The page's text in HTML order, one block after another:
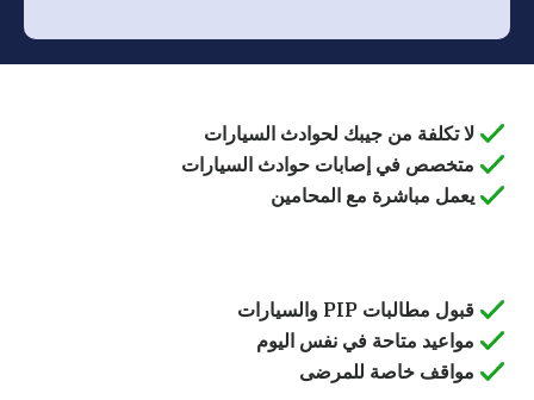
لا تكلفة من جيبك لحوادث السيارات
متخصص في إصابات حوادث السيارات
يعمل مباشرة مع المحامين
قبول مطالبات PIP والسيارات
مواعيد متاحة في نفس اليوم
مواقف خاصة للمرضى